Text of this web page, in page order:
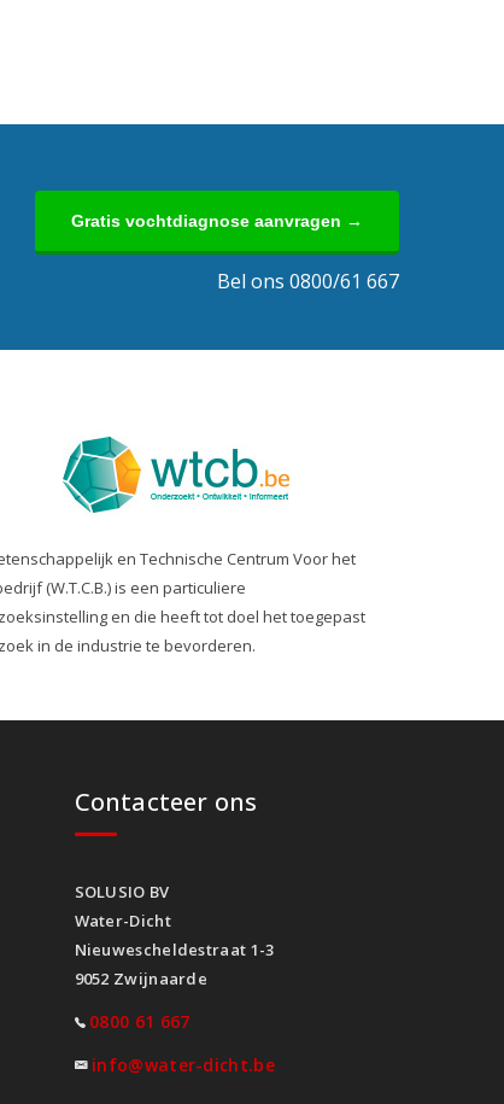
Gratis vochtdiagnose aanvragen →
Bel ons 0800/61 667
en Technische Centrum Voor het
(W.T.C.B.) is een particuliere
en die heeft tot doel het toegepast
in de industrie te bevorderen.
Contacteer ons
SOLUSIO BV
Water-Dicht
Nieuwescheldestraat 1-3
9052 Zwijnaarde
0800 61 667
info@water-dicht.be